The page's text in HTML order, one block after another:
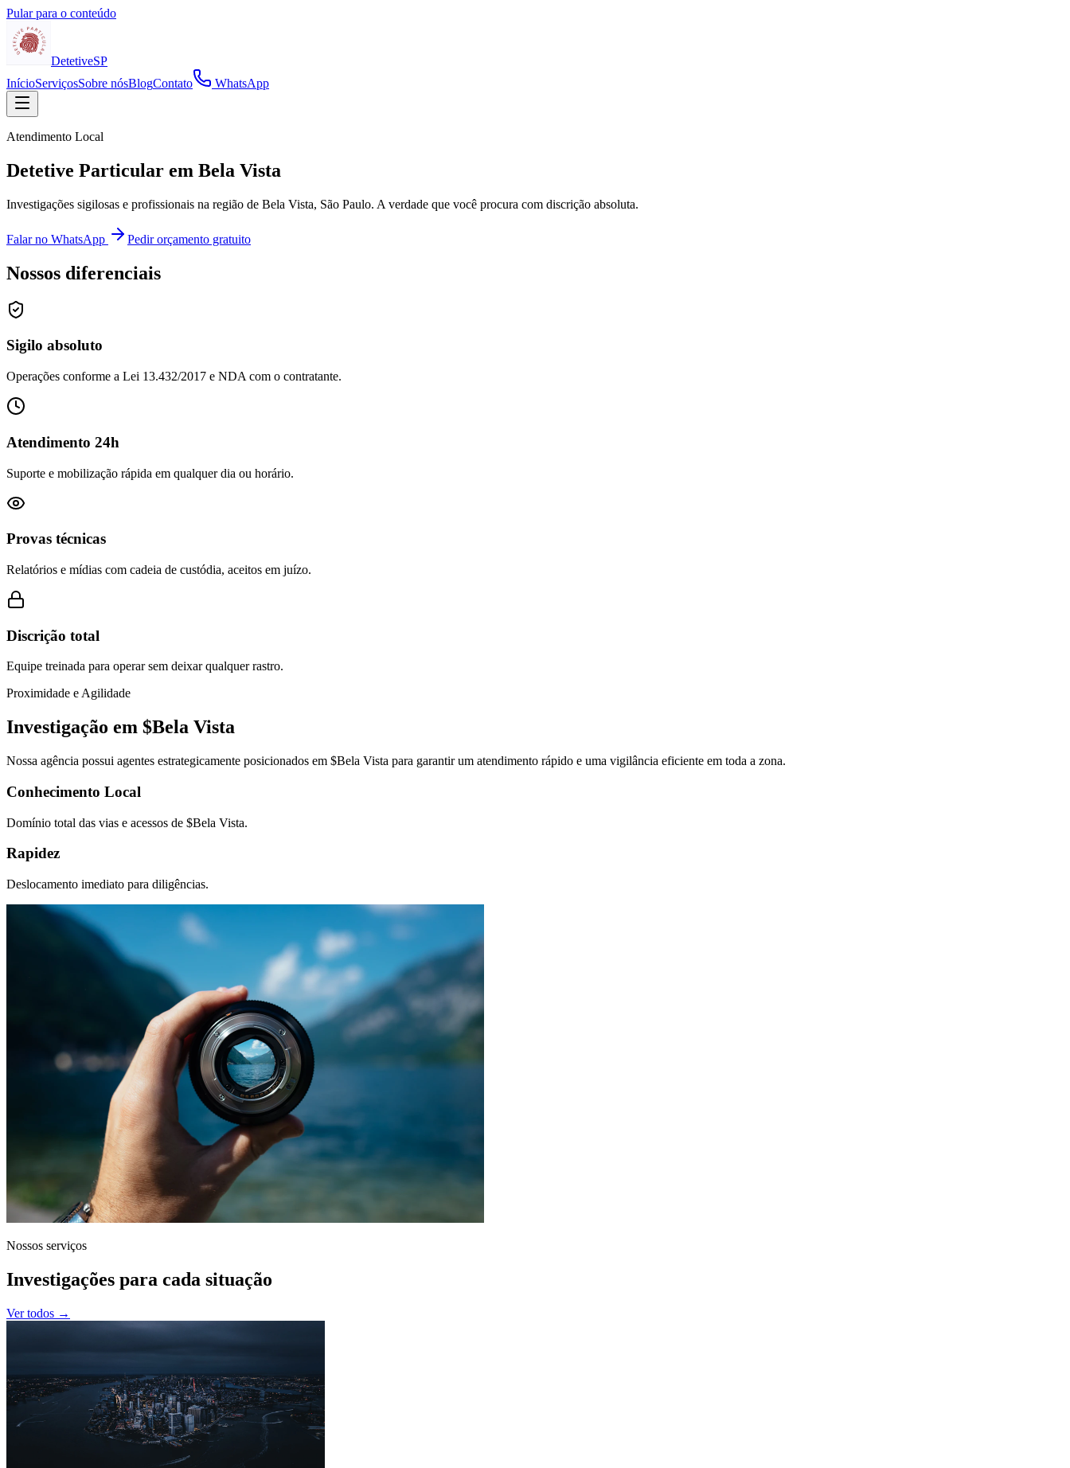
Pular para o conteúdo
DetetiveSP
InícioServiçosSobre nósBlogContato WhatsApp
Atendimento Local
Detetive Particular em Bela Vista
Investigações sigilosas e profissionais na região de Bela Vista, São Paulo. A verdade que você procura com discrição absoluta.
Falar no WhatsApp Pedir orçamento gratuito
Nossos diferenciais
Sigilo absoluto
Operações conforme a Lei 13.432/2017 e NDA com o contratante.
Atendimento 24h
Suporte e mobilização rápida em qualquer dia ou horário.
Provas técnicas
Relatórios e mídias com cadeia de custódia, aceitos em juízo.
Discrição total
Equipe treinada para operar sem deixar qualquer rastro.
Proximidade e Agilidade
Investigação em $Bela Vista
Nossa agência possui agentes estrategicamente posicionados em $Bela Vista para garantir um atendimento rápido e uma vigilância eficiente em toda a zona.
Conhecimento Local
Domínio total das vias e acessos de $Bela Vista.
Rapidez
Deslocamento imediato para diligências.
Nossos serviços
Investigações para cada situação
Ver todos →